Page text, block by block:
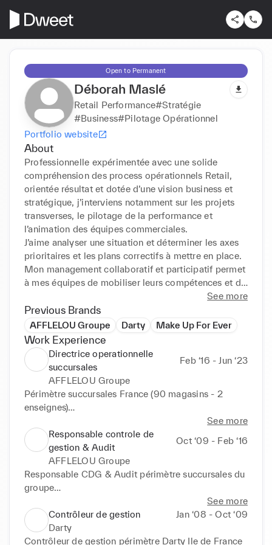
Open to Permanent
Déborah Maslé
Retail Performance#Stratégie
#Business#Pilotage Opérationnel
Portfolio website
About
Professionnelle expérimentée avec une solide
compréhension des process opérationnels Retail,
orientée résultat et dotée d’une vision business et
stratégique, j’interviens notamment sur les projets
transverses, le pilotage de la performance et
l’animation des équipes commerciales.
J’aime analyser une situation et déterminer les axes
prioritaires et les plans correctifs à mettre en place.
Mon management collaboratif et participatif permet
à mes équipes de mobiliser leurs compétences et de
Je recherche aujourd’hui un nouveau challenge dans
un environnement dynamique et entrepreneurial.
Mes priorités : L’Excellence opérationnelle et
l’optimisation de la performance.
Vision Stratégique# Management# P&L# Membre
du COMEX# Gestion de projets# Pilotage de la
performance# Excellence Opérationnelle.
See more
Previous Brands
AFFLELOU Groupe Darty Make Up For Ever
Work Experience
Directrice operationnelle
succursales
Feb ‘16 - Jun ‘23
AFFLELOU Groupe
Périmètre succursales France (90 magasins - 2
enseignes)
Membre COMEX & CODEV
Gestion opérationnelle & Financière du réseau
succursales (Entité indépendante). (CA: 69 M€ )
Management d'équipe, Pilotage de la performance
et Optimisation de l'EBITDA
Budget et plan à 5 ans
Pilotage du Cash et de l'ensemble des postes
financiers, Gestion de Projets transverses,
See more
Responsable controle de
gestion & Audit
Oct ‘09 - Feb ‘16
AFFLELOU Groupe
Responsable CDG & Audit périmètre succursales du
groupe
Business Partner, Pilotage de la performance
Business Analyse
See more
Contrôleur de gestion
Jan ‘08 - Oct ‘09
Darty
Contrôleur de gestion périmètre Darty Ile de France